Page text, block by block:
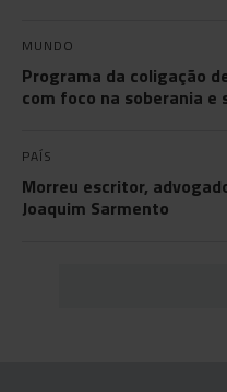
MUNDO
Programa da coligação
com foco na soberania e
PAÍS
Morreu escritor,
Joaquim Sarmento